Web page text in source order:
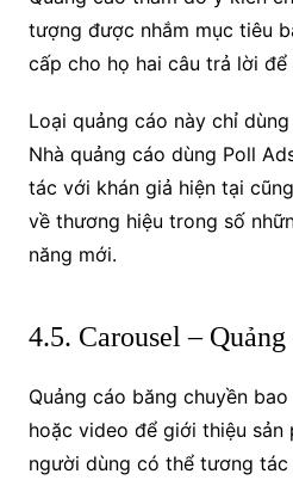
tượng được nhắm mục tiêu
cấp cho họ hai câu trả lời để
Loại quảng cáo này chỉ
Nhà quảng cáo dùng Poll
tác với khán giả hiện tại
về thương hiệu trong số
năng mới.
4.5. Carousel –
Quảng cáo băng chuyền
hoặc video để giới thiệu sản
người dùng có thể tương tác